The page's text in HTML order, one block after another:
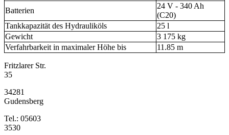
Batterien
24 V - 340 Ah
(C20)
Tankkapazität des Hydrauliköls
25 l
Gewicht
3 175 kg
Verfahrbarkeit in maximaler Höhe bis
11.85 m
Fritzlarer Str.
35
34281
Gudensberg
Tel.: 05603
3530